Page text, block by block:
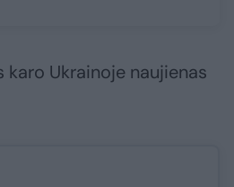
karo Ukrainoje naujienas